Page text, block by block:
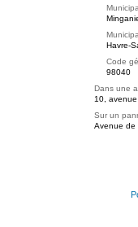
Havre-
Code
98040
Dans une
10,
Sur un
Avenue de